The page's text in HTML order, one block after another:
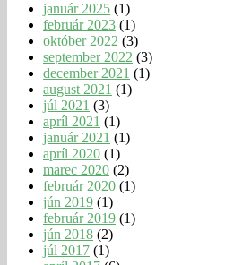
január 2025 (1)
február 2023 (1)
október 2022 (3)
september 2022 (3)
december 2021 (1)
august 2021 (1)
júl 2021 (3)
apríl 2021 (1)
január 2021 (1)
apríl 2020 (1)
marec 2020 (2)
február 2020 (1)
jún 2019 (1)
február 2019 (1)
jún 2018 (2)
júl 2017 (1)